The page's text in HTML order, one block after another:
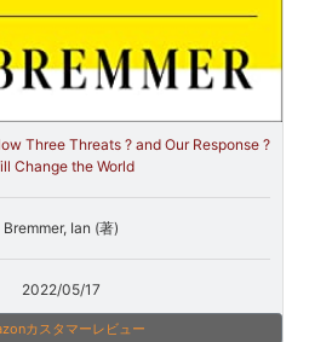
Three Threats ? and Our Response ?
Change the World
Bremmer, Ian (著)
2022/05/17
カスタマーレビュー